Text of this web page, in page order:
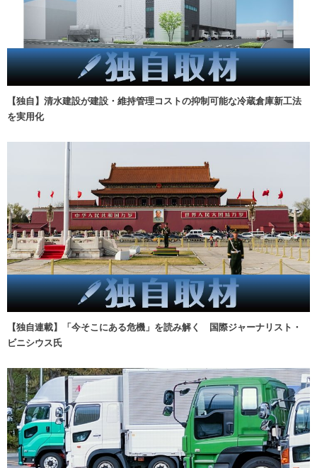
【独自】清水建設が建設・維持管理コストの抑制可能な冷蔵倉庫新工法
を実用化
【独自連載】「今そこにある危機」を読み解く 国際ジャーナリスト・
ビニシウス氏